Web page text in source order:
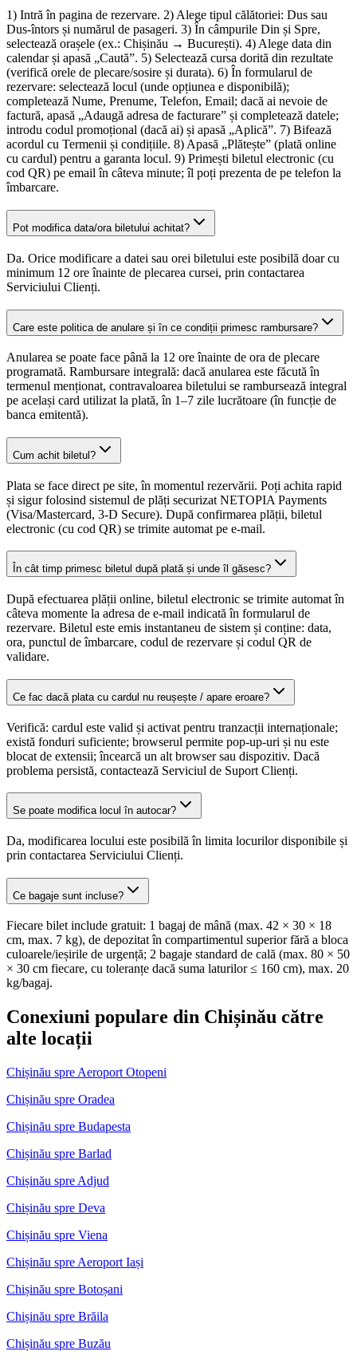
1) Intră în pagina de rezervare. 2) Alege tipul călătoriei: Dus sau
Dus-întors și numărul de pasageri. 3) În câmpurile Din și Spre,
selectează orașele (ex.: Chișinău → București). 4) Alege data din
calendar și apasă „Caută”. 5) Selectează cursa dorită din rezultate
(verifică orele de plecare/sosire și durata). 6) În formularul de
rezervare: selectează locul (unde opțiunea e disponibilă);
completează Nume, Prenume, Telefon, Email; dacă ai nevoie de
factură, apasă „Adaugă adresa de facturare” și completează datele;
introdu codul promoțional (dacă ai) și apasă „Aplică”. 7) Bifează
acordul cu Termenii și condițiile. 8) Apasă „Plătește” (plată online
cu cardul) pentru a garanta locul. 9) Primești biletul electronic (cu
cod QR) pe email în câteva minute; îl poți prezenta de pe telefon la
îmbarcare.
Pot modifica data/ora biletului achitat?
Da. Orice modificare a datei sau orei biletului este posibilă doar cu
minimum 12 ore înainte de plecarea cursei, prin contactarea
Serviciului Clienți.
Care este politica de anulare și în ce condiții primesc rambursare?
Anularea se poate face până la 12 ore înainte de ora de plecare
programată. Rambursare integrală: dacă anularea este făcută în
termenul menționat, contravaloarea biletului se rambursează integral
pe același card utilizat la plată, în 1–7 zile lucrătoare (în funcție de
banca emitentă).
Cum achit biletul?
Plata se face direct pe site, în momentul rezervării. Poți achita rapid
și sigur folosind sistemul de plăți securizat NETOPIA Payments
(Visa/Mastercard, 3-D Secure). După confirmarea plății, biletul
electronic (cu cod QR) se trimite automat pe e-mail.
În cât timp primesc biletul după plată și unde îl găsesc?
După efectuarea plății online, biletul electronic se trimite automat în
câteva momente la adresa de e-mail indicată în formularul de
rezervare. Biletul este emis instantaneu de sistem și conține: data,
ora, punctul de îmbarcare, codul de rezervare și codul QR de
validare.
Ce fac dacă plata cu cardul nu reușește / apare eroare?
Verifică: cardul este valid și activat pentru tranzacții internaționale;
există fonduri suficiente; browserul permite pop-up-uri și nu este
blocat de extensii; încearcă un alt browser sau dispozitiv. Dacă
problema persistă, contactează Serviciul de Suport Clienți.
Se poate modifica locul în autocar?
Da, modificarea locului este posibilă în limita locurilor disponibile și
prin contactarea Serviciului Clienți.
Ce bagaje sunt incluse?
Fiecare bilet include gratuit: 1 bagaj de mână (max. 42 × 30 × 18
cm, max. 7 kg), de depozitat în compartimentul superior fără a bloca
culoarele/ieșirile de urgență; 2 bagaje standard de cală (max. 80 × 50
× 30 cm fiecare, cu toleranțe dacă suma laturilor ≤ 160 cm), max. 20
kg/bagaj.
Conexiuni populare din Chișinău către
alte locații
Chișinău spre Aeroport Otopeni
Chișinău spre Oradea
Chișinău spre Budapesta
Chișinău spre Barlad
Chișinău spre Adjud
Chișinău spre Deva
Chișinău spre Viena
Chișinău spre Aeroport Iași
Chișinău spre Botoșani
Chișinău spre Brăila
Chișinău spre Buzău